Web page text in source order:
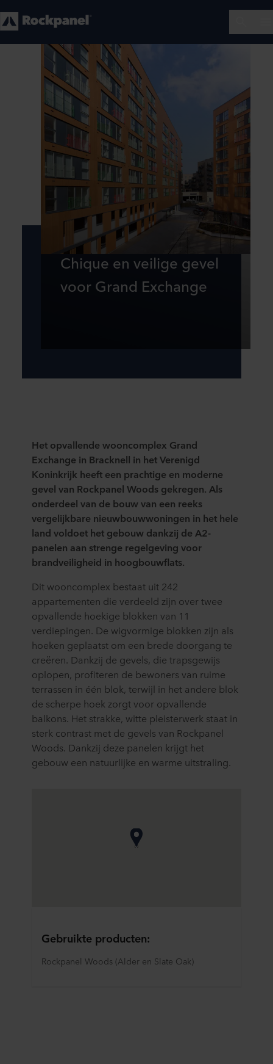
Chique en veilige gevel
voor Grand Exchange
Het opvallende wooncomplex Grand
Exchange in Bracknell in het Verenigd
Koninkrijk heeft een prachtige en moderne
gevel van Rockpanel Woods gekregen. Als
onderdeel van de bouw van een reeks
vergelijkbare nieuwbouwwoningen in het hele
land voldoet het gebouw dankzij de A2-
panelen aan strenge regelgeving voor
brandveiligheid in hoogbouwflats.
Dit wooncomplex bestaat uit 242
appartementen die verdeeld zijn over twee
opvallende hoekige blokken van 11
verdiepingen. De wigvormige blokken zijn als
hoeken geplaatst om een brede doorgang te
creëren. Dankzij de gevels, die trapsgewijs
oplopen, profiteren de bewoners van ruime
terrassen in één blok, terwijl in het andere blok
de scherpe hoek zorgt voor opvallende
balkons. Het strakke, witte pleisterwerk staat in
sterk contrast met de gevels van Rockpanel
Woods. Dankzij deze panelen krijgt het
gebouw een natuurlijke en warme uitstraling.
Gebruikte producten:
Rockpanel Woods (Alder en Slate Oak)